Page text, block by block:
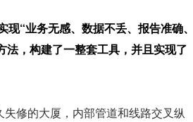
现“业务无感、数据不丢、报告准确
，构建了一整套工具，并且实现了
失修的大厦，内部管道和线路交叉纵